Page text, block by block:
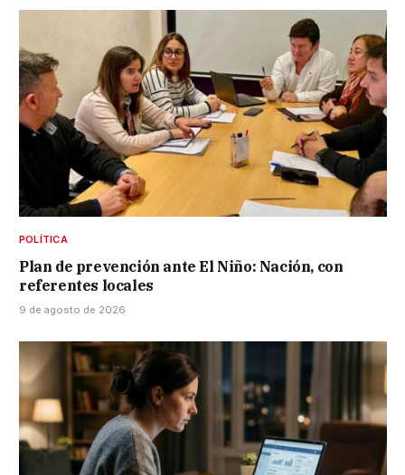
POLÍTICA
Plan de prevención ante El Niño: Nación, con
referentes locales
9 de agosto de 2026